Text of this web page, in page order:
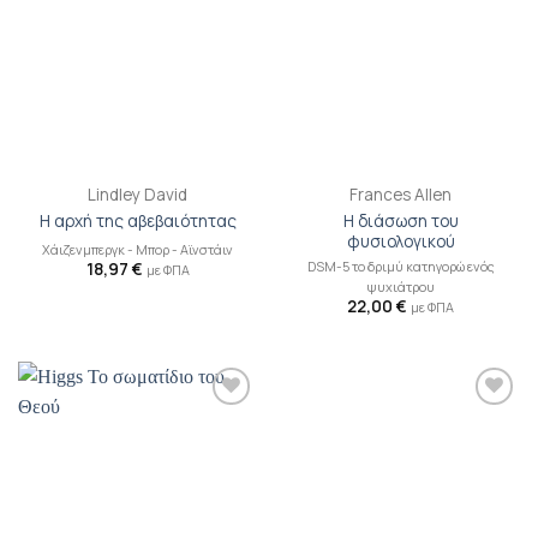
Lindley David
Η αρχή της αβεβαιότητας
Χάιζενμπεργκ - Μπορ - Αϊνστάιν
18,97 € με ΦΠΑ
Frances Allen
Η διάσωση του
φυσιολογικού
DSM-5 το δριμύ κατηγορώ ενός
ψυχιάτρου
22,00 € με ΦΠΑ